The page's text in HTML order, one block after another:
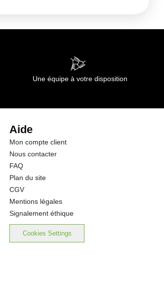
Une équipe à votre disposition
Aide
Mon compte client
Nous contacter
FAQ
Plan du site
CGV
Mentions légales
Signalement éthique
Cookies Settings